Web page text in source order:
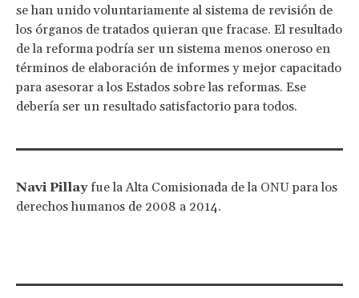
se han unido voluntariamente al sistema de revisión de
los órganos de tratados quieran que fracase. El resultado
de la reforma podría ser un sistema menos oneroso en
términos de elaboración de informes y mejor capacitado
para asesorar a los Estados sobre las reformas. Ese
debería ser un resultado satisfactorio para todos.
Navi Pillayfue la Alta Comisionada de la ONU para los
derechos humanos de 2008 a 2014.